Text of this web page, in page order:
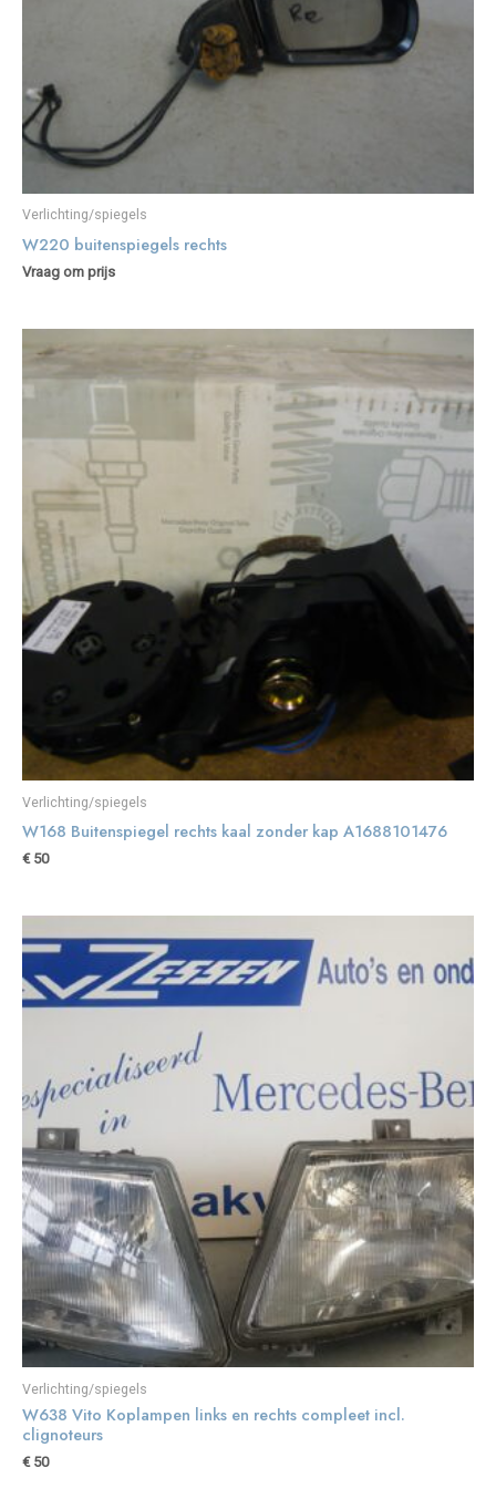
Verlichting/spiegels
W220 buitenspiegels rechts
Vraag om prijs
Verlichting/spiegels
W168 Buitenspiegel rechts kaal zonder kap A1688101476
€50
Verlichting/spiegels
W638 Vito Koplampen links en rechts compleet incl.
clignoteurs
€50